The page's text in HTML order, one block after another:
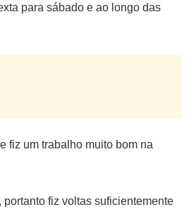
para sábado e ao longo das
fiz um trabalho muito bom na
fiz voltas suficientemente